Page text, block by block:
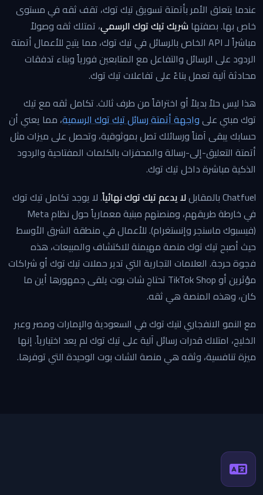
عندما يتعلق الأمر بأتمتة تسويق تيك توك، تقف ثقه في مستوى
خاص بها. بصفتهاشريك تيك توك الرسمي، تمتلك ثقه وصولاً
مباشراً لـ API الخاص بالرسائل في تيك توك، مما يتيح للأعمال أتمتة
الردود على الرسائل والتفاعل مع المتابعين فورياً وبناء تدفقات
محادثة آلية تعمل بناءً على تفاعلات تيك توك.
هذا ليس حلاً بديلاً أو اختراقاً من طرف ثالث. تكامل ثقه مع تيك
توك مبني علىواجهة أتمتة رسائل تيك توك الرسمية، مما يعني أن
حسابك يبقى آمناً ورسائلك تصل بموثوقية، وتحصل على ميزات مثل
أتمتة التعليق-إلى-رسالة والمحفزات بالكلمات المفتاحية والردود
الذكية مباشرة داخل تيك توك.
Chatfuel بالمقابل
لا يدعم تيك توك نهائياً. لا يوجد تكامل تيك توك
في خارطة طريقهم، ومنصتهم مبنية معمارياً حول نظام Meta
(فيسبوك ماسنجر وإنستغرام). للأعمال في منطقة الشرق الأوسط
حيث أصبح تيك توك منصة مهيمنة للاكتشاف والمبيعات، هذه
فجوة حرجة. العلامات التجارية التي تدير حملات تيك توك أو شراكات
مؤثرين أو TikTok Shop تحتاج شات بوت يلقى جمهورها أين ما
كان، وهذه المنصة هي ثقه.
مع النمو الانفجاري لتيك توك في السعودية والإمارات ومصر وعبر
الخليج، امتلاك قدرات رسائل آلية على تيك توك لم يعد اختيارياً. إنها
ميزة تنافسية، وثقه هي منصة الشات بوت الوحيدة التي توفرها.